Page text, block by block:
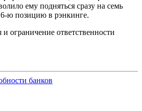
ему подняться сразу на семь
6-ю позицию в рэнкинге.
ограничение ответственности
банков